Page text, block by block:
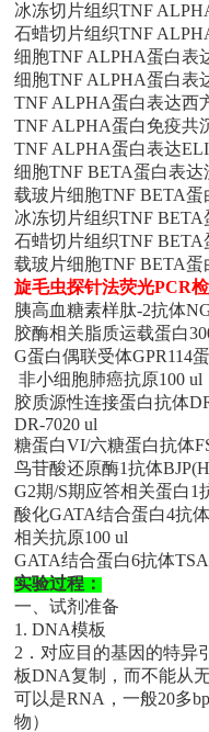
冰冻切片组织TNF
石蜡切片组织TNF
细胞TNF ALPHA蛋白
细胞TNF ALPHA蛋白
TNF ALPHA蛋白表达
TNF ALPHA蛋白免疫
TNF ALPHA蛋白表达
细胞TNF BETA蛋白表
载玻片细胞TNF BETA
冰冻切片组织TNF
石蜡切片组织TNF
载玻片细胞TNF BETA
旋毛虫探针法荧光PCR
胰高血糖素样肽-2抗体
胶酶相关脂质运载蛋白
G蛋白偶联受体GPR114
非小细胞肺癌抗原100 ul
胶质源性连接蛋白抗体
DR-7020 ul
糖蛋白VI/六糖蛋白抗体
鸟苷酸还原酶1抗体
G2期/S期应答相关蛋白1
酸化GATA结合蛋白4抗体
相关抗原100 ul
GATA结合蛋白6抗体
实验过程：
一、试剂准备
1. DNA模板
2．对应目的基因的特异
板DNA复制，而不能从
可以是RNA，一般20多
物）